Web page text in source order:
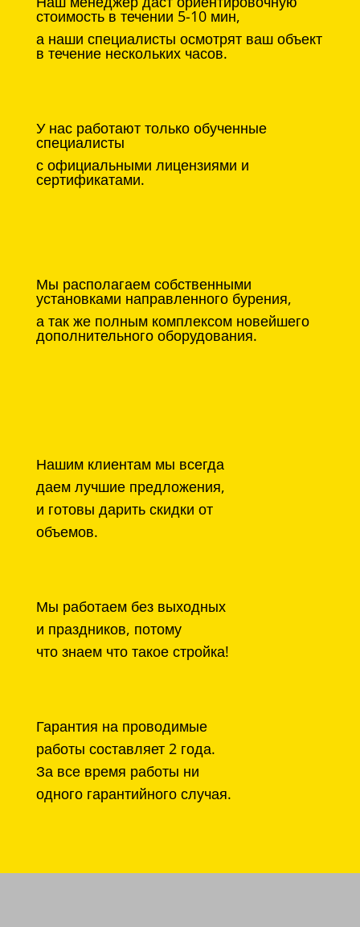
стоимость в течении 5-10 мин,
а наши специалисты осмотрят ваш объект
в течение нескольких часов.
У нас работают только обученные
специалисты
с официальными лицензиями и
сертификатами.
Мы располагаем собственными
установками направленного бурения,
а так же полным комплексом новейшего
дополнительного оборудования.
Нашим клиентам мы всегда
даем лучшие предложения,
и готовы дарить скидки от
объемов.
Мы работаем без выходных
и праздников, потому
что знаем что такое стройка!
Гарантия на проводимые
работы составляет 2 года.
За все время работы ни
одного гарантийного случая.